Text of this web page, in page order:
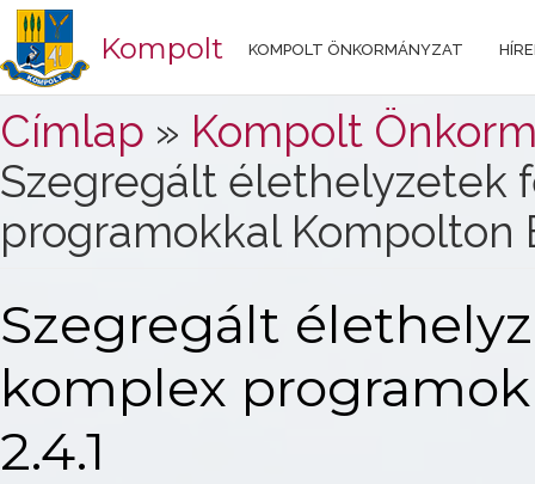
Kompolt KOMPOLT ÖNKORMÁNYZAT
Jelenlegi hely
Címlap » Kompolt
Szegregált élethelyzetek
programokkal Kompolton
Szegregált
komplex
2.4.1